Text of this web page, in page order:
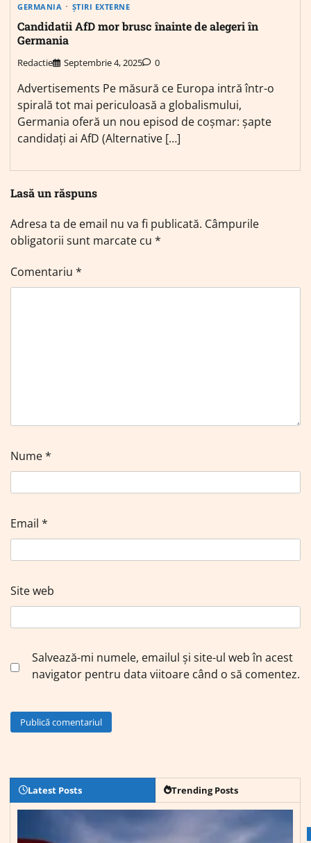
GERMANIA ȘTIRI EXTERNE
Candidatii AfD mor brusc înainte de alegeri în
Germania
Redactie Septembrie 4, 2025 0
Advertisements Pe măsură ce Europa intră într-o
spirală tot mai periculoasă a globalismului,
Germania oferă un nou episod de coșmar: șapte
candidați ai AfD (Alternative […]
Lasă un răspuns
Adresa ta de email nu va fi publicată. Câmpurile
obligatorii sunt marcate cu *
Comentariu *
Nume*
Email *
Site web
Salvează-mi numele, emailul și site-ul web în acest
navigator pentru data viitoare când o să comentez.
Latest Posts Trending Posts